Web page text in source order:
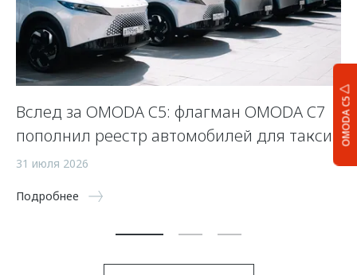
OMODA C5
Вслед за OMODA C5: флагман OMODA C7
пополнил реестр автомобилей для такси
31 июля 2026
Подробнее